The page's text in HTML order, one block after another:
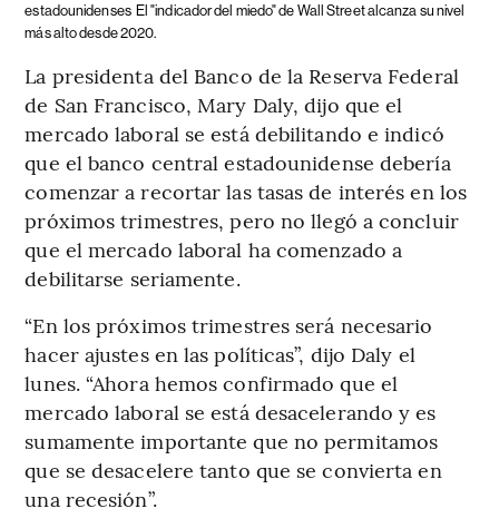
estadounidenses El "indicador del miedo" de Wall Street alcanza su nivel
más alto desde 2020.
La presidenta del Banco de la Reserva Federal
de San Francisco, Mary Daly, dijo que el
mercado laboral se está debilitando e indicó
que el banco central estadounidense debería
comenzar a recortar las tasas de interés en los
próximos trimestres, pero no llegó a concluir
que el mercado laboral ha comenzado a
debilitarse seriamente.
“En los próximos trimestres será necesario
hacer ajustes en las políticas”, dijo Daly el
lunes. “Ahora hemos confirmado que el
mercado laboral se está desacelerando y es
sumamente importante que no permitamos
que se desacelere tanto que se convierta en
una recesión”.